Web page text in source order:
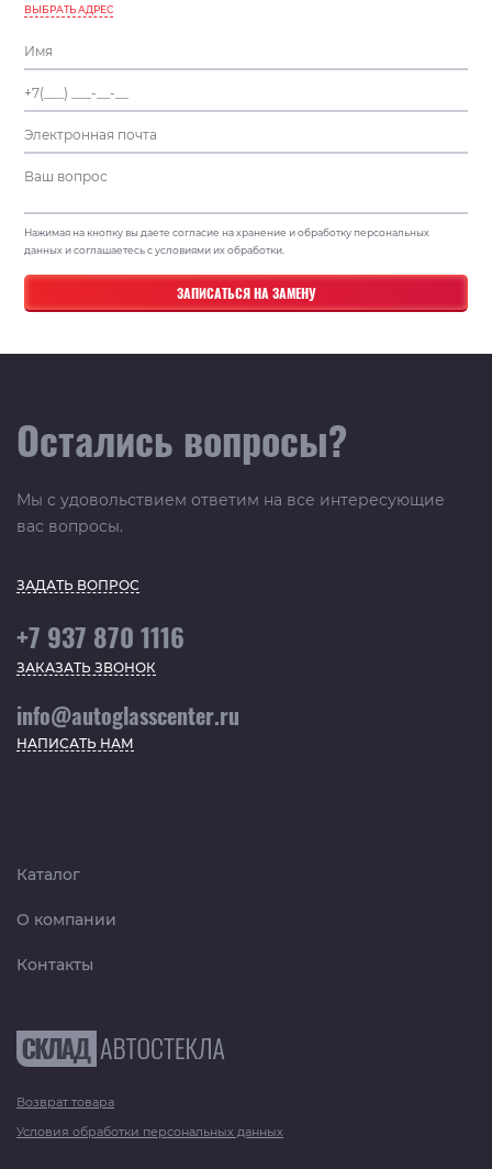
ВЫБРАТЬ АДРЕС
Нажимая на кнопку вы даете согласие на хранение и обработку персональных
данных и соглашаетесь с условиями их обработки.
Остались вопросы?
Мы с удовольствием ответим на все интересующие
вас вопросы.
ЗАДАТЬ ВОПРОС
+7 937 870 1116
ЗАКАЗАТЬ ЗВОНОК
info@autoglasscenter.ru
НАПИСАТЬ НАМ
Каталог
О компании
Контакты
Возврат товара
Условия обработки персональных данных